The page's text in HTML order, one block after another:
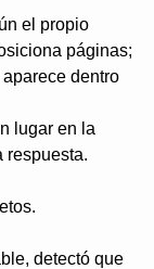
el propio
páginas;
dentro
lugar en la
respuesta.
detectó que